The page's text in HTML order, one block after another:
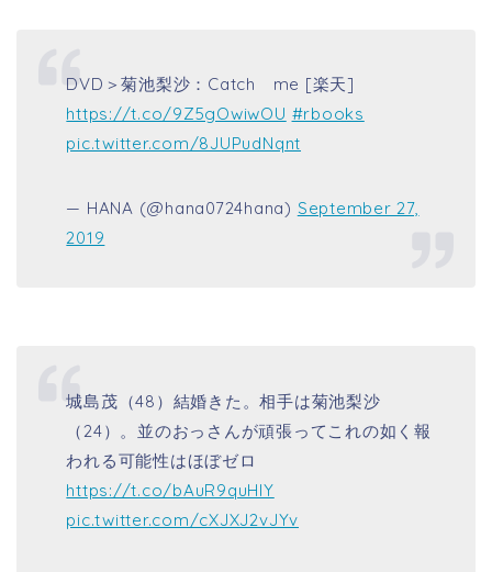
DVD＞菊池梨沙：Catch me [楽天]
https://t.co/9Z5gOwiwOU #rbooks
pic.twitter.com/8JUPudNqnt
— HANA (@hana0724hana) September 27,
2019
城島茂（48）結婚きた。相手は菊池梨沙
（24）。並のおっさんが頑張ってこれの如く報
われる可能性はほぼゼロ
https://t.co/bAuR9quHIY
pic.twitter.com/cXJXJ2vJYv